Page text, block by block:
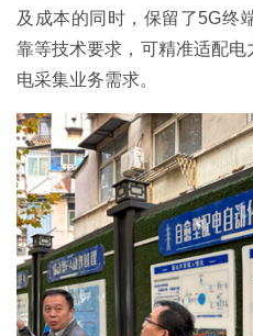
及成本的同时，保留了5G终
靠等技术要求，可精准适配
电采集业务需求。